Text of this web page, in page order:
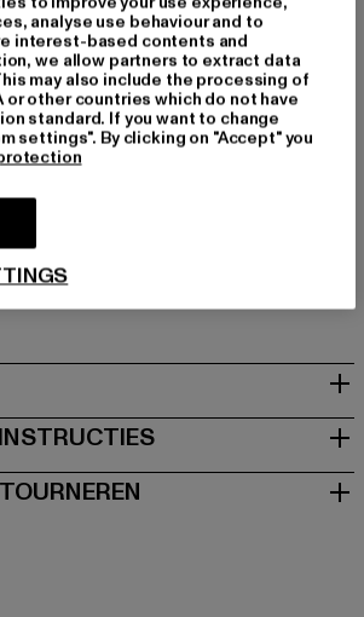
Low
ander materiaal
Shoes & Boots GmbH |
analyse use behaviour and to
interest-based contents and
we allow partners to extract data
may also include the processing of
or other countries which do not have
standard. If you want to change
settings". By clicking on "Accept" you